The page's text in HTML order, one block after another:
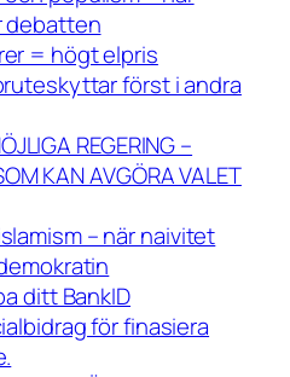
debatten
= högt elpris
först i andra
REGERING –
KAN AVGÖRA VALET
– när naivitet
ditt BankID
för finasiera